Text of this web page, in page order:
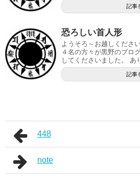
記事
恐ろしい首人形
ようそろ～お越しくださ
４名の方々が黒野のブロ
してくださいました。 あ
記事
448
note